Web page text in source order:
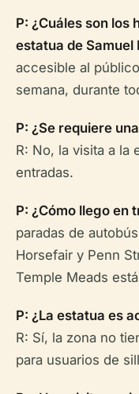
P: ¿Cuáles son los
estatua de Samuel
accesible al
semana, durante
P: ¿Se requiere
R: No, la visita a la
entradas.
P: ¿Cómo llego en
paradas de
Horsefair y Penn
Temple Meads
P: ¿La estatua es
R: Sí, la zona no
para usuarios de